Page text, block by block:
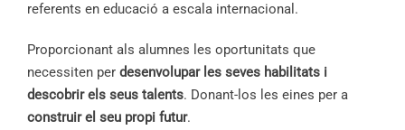
referents en educació a escala internacional.
Proporcionant als alumnes les oportunitats que
necessiten per desenvolupar les seves habilitats i
descobrir els seus talents. Donant-los les eines per a
construir el seu propi futur.